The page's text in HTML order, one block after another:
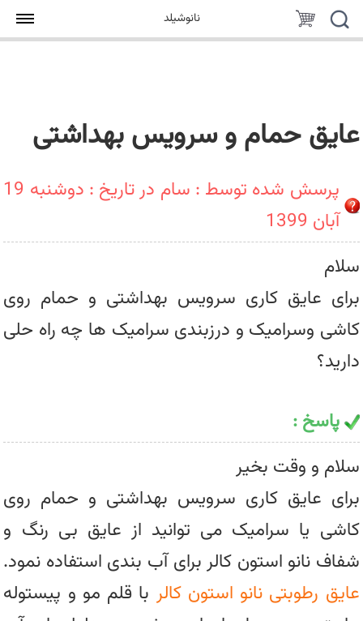
نانوشیلد
عایق حمام و سرویس بهداشتی
پرسش شده توسط : سام در تاریخ : دوشنبه 19
آبان 1399
سلام
برای عایق کاری سرویس بهداشتی و حمام روی
کاشی وسرامیک و درزبندی سرامیک ها چه راه حلی
دارید؟
پاسخ :
سلام و وقت بخیر
برای عایق کاری سرویس بهداشتی و حمام روی
کاشی یا سرامیک می توانید از عایق بی رنگ و
شفاف نانو استون کالر برای آب بندی استفاده نمود.
عایق رطوبتی نانو استون کالر با قلم مو و پیستوله
جستجو
سبد